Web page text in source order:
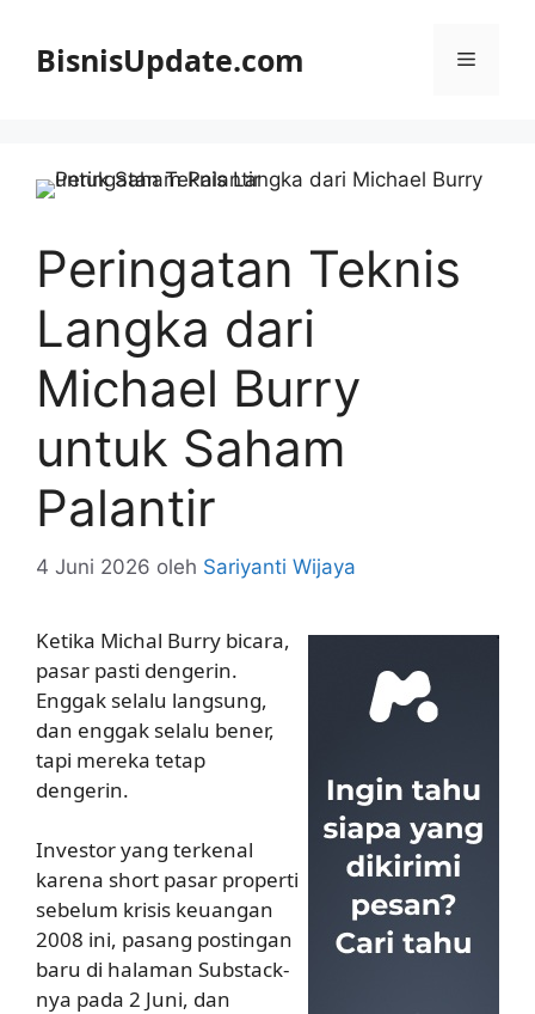
BisnisUpdate.com Menu
Peringatan Teknis
Langka dari
Michael Burry
untuk Saham
Palantir
4 Juni 2026 oleh Sariyanti Wijaya
Ketika Michal Burry bicara,
pasar pasti dengerin.
Enggak selalu langsung,
dan enggak selalu bener,
tapi mereka tetap
dengerin.
Investor yang terkenal
karena short pasar properti
sebelum krisis keuangan
2008 ini, pasang postingan
baru di halaman Substack-
nya pada 2 Juni, dan